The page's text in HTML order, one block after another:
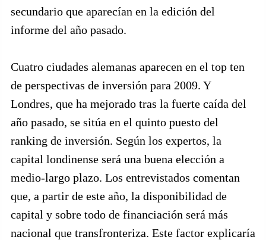
secundario que aparecían en la edición del
informe del año pasado.
Cuatro ciudades alemanas aparecen en el top ten
de perspectivas de inversión para 2009. Y
Londres, que ha mejorado tras la fuerte caída del
año pasado, se sitúa en el quinto puesto del
ranking de inversión. Según los expertos, la
capital londinense será una buena elección a
medio-largo plazo. Los entrevistados comentan
que, a partir de este año, la disponibilidad de
capital y sobre todo de financiación será más
nacional que transfronteriza. Este factor explicaría